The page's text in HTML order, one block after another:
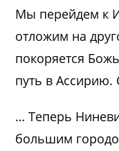
Мы перейдем к
отложим на
покоряется
путь в Ассирию.
… Теперь
большим